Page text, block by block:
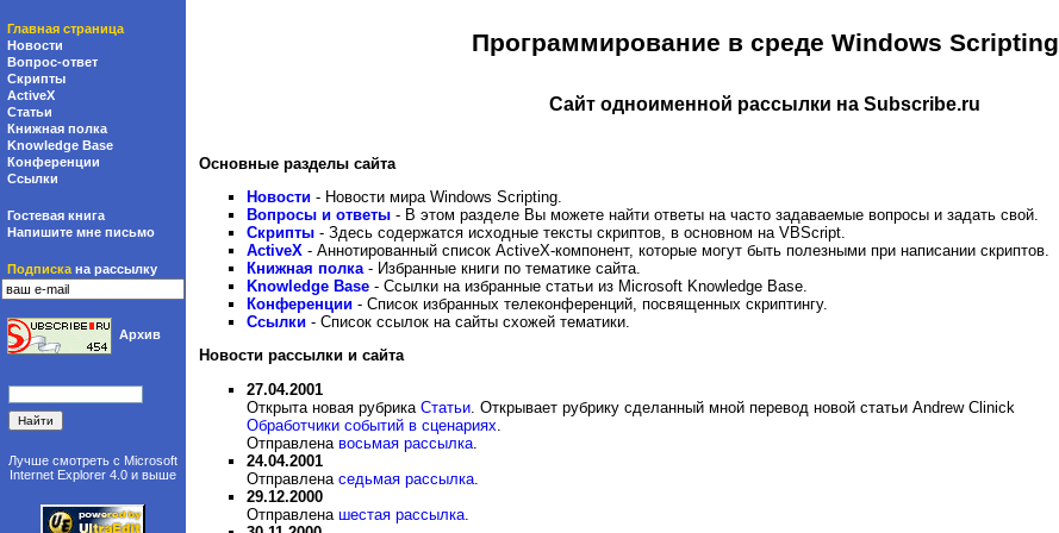
Главная страница
Новости
Вопрос-ответ
Скрипты
ActiveX
Статьи
Книжная полка
Knowledge Base
Конференции
Ссылки
Гостевая книга
Напишите мне письмо
Подписка на рассылку
Архив
Лучше смотреть с Microsoft
Internet Explorer 4.0 и выше
Программирование в среде Windows Scripting
Сайт одноименной рассылки на Subscribe.ru
Основные разделы сайта
Новости - Новости мира Windows Scripting.
Вопросы и ответы - В этом разделе Вы можете найти ответы на часто задаваемые вопросы и задать свой.
Скрипты - Здесь содержатся исходные тексты скриптов, в основном на VBScript.
ActiveX - Аннотированный список ActiveX-компонент, которые могут быть полезными при написании скриптов.
Книжная полка - Избранные книги по тематике сайта.
Knowledge Base - Ссылки на избранные статьи из Microsoft Knowledge Base.
Конференции - Список избранных телеконференций, посвященных скриптингу.
Ссылки - Список ссылок на сайты схожей тематики.
Новости рассылки и сайта
27.04.2001
Открыта новая рубрика Статьи . Открывает рубрику сделанный мной перевод новой статьи Andrew Clinick
Обработчики событий в сценариях
Отправлена восьмая рассылка
24.04.2001
Отправлена седьмая рассылка
29.12.2000
Отправлена шестая рассылка